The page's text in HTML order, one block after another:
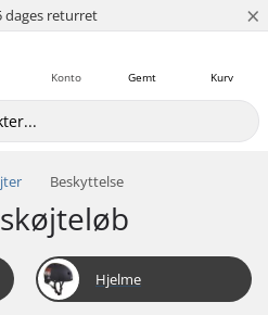
dages returret
ud af 5 ×
Kurv
Gemt
Konto
Beskyttelse
Hjelme